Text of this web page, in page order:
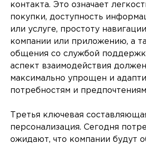
контакта. Это означает
покупки, доступность
или услуге, простоту
компании или приложению, а
общения со службой
аспект взаимодействия
максимально упрощен и
потребностям и
Третья ключевая
персонализация. Сегодня
ожидают, что компании будут